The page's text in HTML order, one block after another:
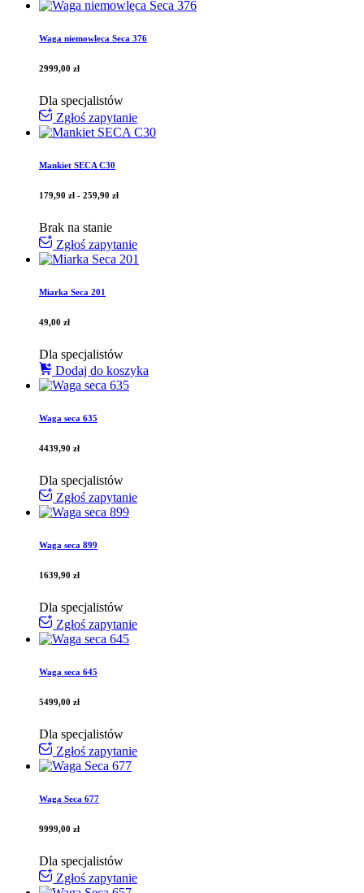
Waga niemowlęca Seca 376
2999,00 zł
Dla specjalistów
Zgłoś zapytanie
Mankiet SECA C30
179,90 zł - 259,90 zł
Brak na stanie
Zgłoś zapytanie
Miarka Seca 201
49,00 zł
Dla specjalistów
Dodaj do koszyka
Waga seca 635
4439,90 zł
Dla specjalistów
Zgłoś zapytanie
Waga seca 899
1639,90 zł
Dla specjalistów
Zgłoś zapytanie
Waga seca 645
5499,00 zł
Dla specjalistów
Zgłoś zapytanie
Waga Seca 677
9999,00 zł
Dla specjalistów
Zgłoś zapytanie